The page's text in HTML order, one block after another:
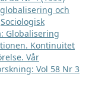
och
Sociologisk
Globalisering
Kontinuitet
Vår
Vol 58 Nr 3